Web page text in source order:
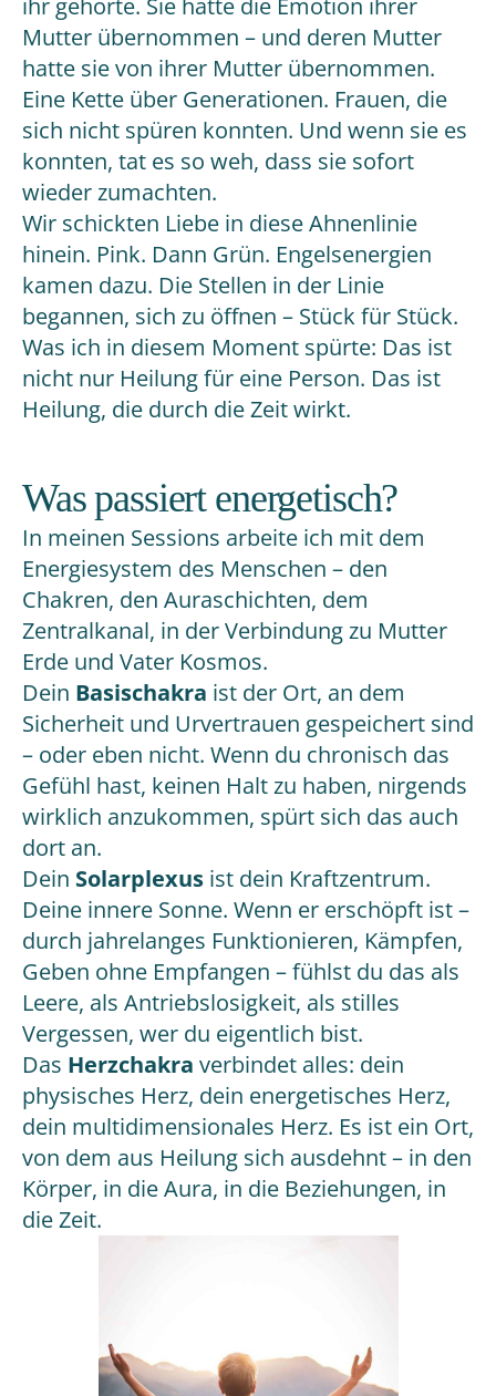
ihr gehörte. Sie hatte die Emotion ihrer
Mutter übernommen – und deren Mutter
hatte sie von ihrer Mutter übernommen.
Eine Kette über Generationen. Frauen, die
sich nicht spüren konnten. Und wenn sie es
konnten, tat es so weh, dass sie sofort
wieder zumachten.
Wir schickten Liebe in diese Ahnenlinie
hinein. Pink. Dann Grün. Engelsenergien
kamen dazu. Die Stellen in der Linie
begannen, sich zu öffnen – Stück für Stück.
Was ich in diesem Moment spürte: Das ist
nicht nur Heilung für eine Person. Das ist
Heilung, die durch die Zeit wirkt.
Was passiert energetisch?
In meinen Sessions arbeite ich mit dem
Energiesystem des Menschen – den
Chakren, den Auraschichten, dem
Zentralkanal, in der Verbindung zu Mutter
Erde und Vater Kosmos.
Dein Basischakra ist der Ort, an dem
Sicherheit und Urvertrauen gespeichert sind
– oder eben nicht. Wenn du chronisch das
Gefühl hast, keinen Halt zu haben, nirgends
wirklich anzukommen, spürt sich das auch
dort an.
Dein Solarplexus ist dein Kraftzentrum.
Deine innere Sonne. Wenn er erschöpft ist –
durch jahrelanges Funktionieren, Kämpfen,
Geben ohne Empfangen – fühlst du das als
Leere, als Antriebslosigkeit, als stilles
Vergessen, wer du eigentlich bist.
Das Herzchakra verbindet alles: dein
physisches Herz, dein energetisches Herz,
dein multidimensionales Herz. Es ist ein Ort,
von dem aus Heilung sich ausdehnt – in den
Körper, in die Aura, in die Beziehungen, in
die Zeit.